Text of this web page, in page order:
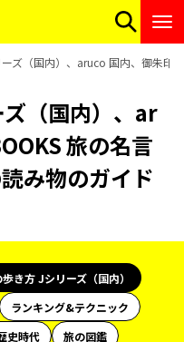
ズ（国内）、aruco 国内、御朱印
（国内）、ar
旅の名言
み物のガイド
き方 Jシリーズ（国内）
ランキング&テクニック
史時代
旅の図鑑